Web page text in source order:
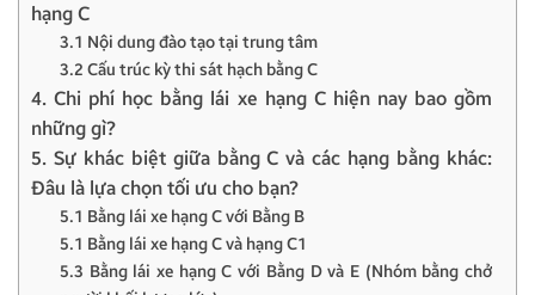
hạng C
3.1 Nội dung đào tạo tại trung tâm
3.2 Cấu trúc kỳ thi sát hạch bằng C
4. Chi phí học bằng lái xe hạng C hiện nay bao gồm
những gì?
5. Sự khác biệt giữa bằng C và các hạng bằng khác:
Đâu là lựa chọn tối ưu cho bạn?
5.1 Bằng lái xe hạng C với Bằng B
5.1 Bằng lái xe hạng C và hạng C1
5.3 Bằng lái xe hạng C với Bằng D và E (Nhóm bằng chở